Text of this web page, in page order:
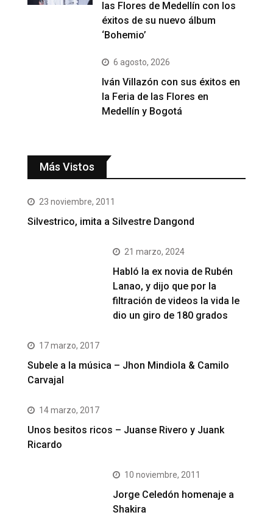
las Flores de Medellín con los
éxitos de su nuevo álbum
‘Bohemio’
6 agosto, 2026
Iván Villazón con sus éxitos en
la Feria de las Flores en
Medellín y Bogotá
Más Vistos
23 noviembre, 2011
Silvestrico, imita a Silvestre Dangond
21 marzo, 2024
Habló la ex novia de Rubén
Lanao, y dijo que por la
filtración de videos la vida le
dio un giro de 180 grados
17 marzo, 2017
Subele a la música – Jhon Mindiola & Camilo
Carvajal
14 marzo, 2017
Unos besitos ricos – Juanse Rivero y Juank
Ricardo
10 noviembre, 2011
Jorge Celedón homenaje a
Shakira